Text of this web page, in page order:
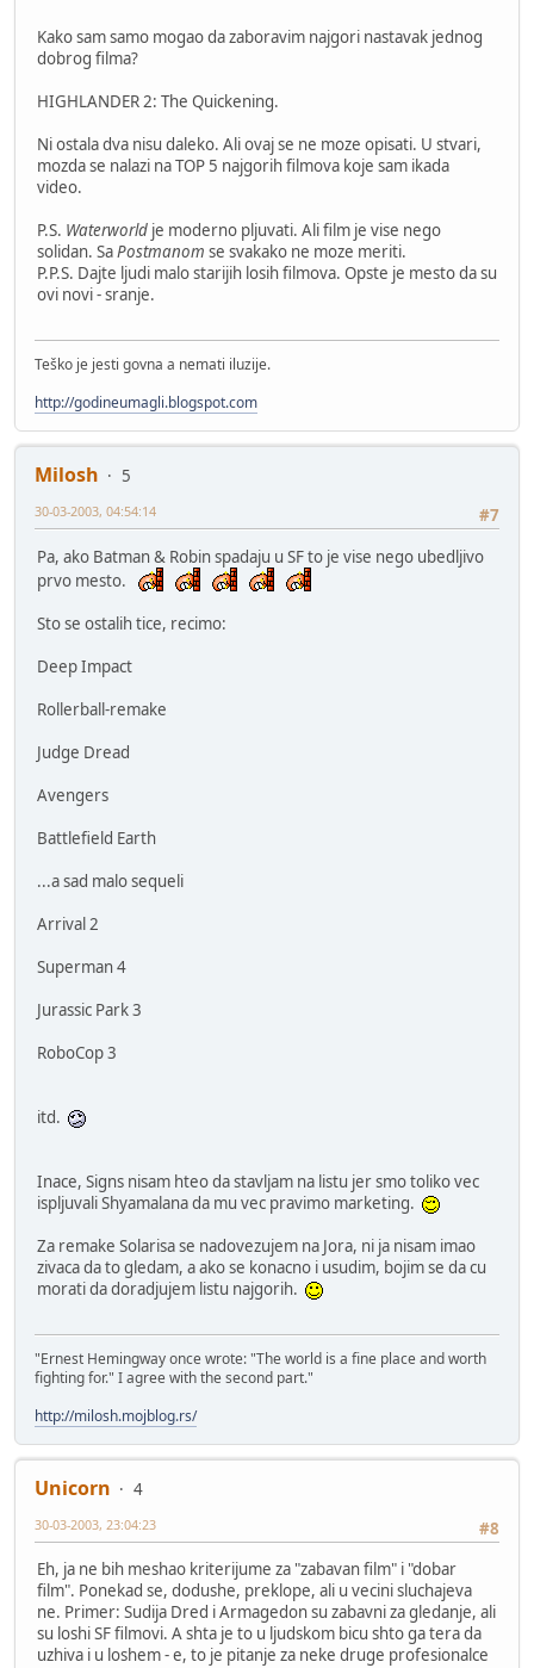
Kako sam samo mogao da zaboravim najgori nastavak jednog
dobrog filma?
HIGHLANDER 2: The Quickening.
Ni ostala dva nisu daleko. Ali ovaj se ne moze opisati. U stvari,
mozda se nalazi na TOP 5 najgorih filmova koje sam ikada
video.
P.S. Waterworld je moderno pljuvati. Ali film je vise nego
solidan. SaPostmanom se svakako ne moze meriti.
P.P.S. Dajte ljudi malo starijih losih filmova. Opste je mesto da su
ovi novi - sranje.
Teško je jesti govna a nemati iluzije.
http://godineumagli.blogspot.com
Milosh
5
#7
30-03-2003, 04:54:14
Pa, ako Batman & Robin spadaju u SF to je vise nego ubedljivo
prvo mesto.
Sto se ostalih tice, recimo:
Deep Impact
Rollerball-remake
Judge Dread
Avengers
Battlefield Earth
...a sad malo sequeli
Arrival 2
Superman 4
Jurassic Park 3
RoboCop 3
itd.
Inace, Signs nisam hteo da stavljam na listu jer smo toliko vec
ispljuvali Shyamalana da mu vec pravimo marketing.
Za remake Solarisa se nadovezujem na Jora, ni ja nisam imao
zivaca da to gledam, a ako se konacno i usudim, bojim se da cu
morati da doradjujem listu najgorih.
"Ernest Hemingway once wrote: "The world is a fine place and worth
fighting for." I agree with the second part."
http://milosh.mojblog.rs/
Unicorn
4
#8
30-03-2003, 23:04:23
Eh, ja ne bih meshao kriterijume za "zabavan film" i "dobar
film". Ponekad se, dodushe, preklope, ali u vecini sluchajeva
ne. Primer: Sudija Dred i Armagedon su zabavni za gledanje, ali
su loshi SF filmovi. A shta je to u ljudskom bicu shto ga tera da
uzhiva i u loshem - e, to je pitanje za neke druge profesionalce